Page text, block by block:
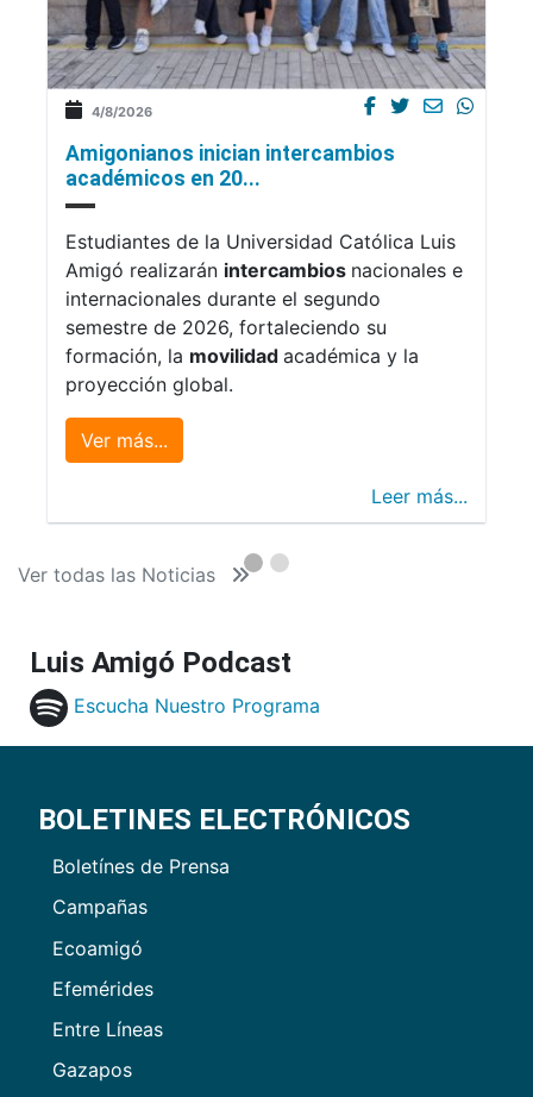
4/8/2026
Amigonianos inician intercambios
académicos en 20...
Estudiantes de la Universidad Católica Luis
Amigó realizarán intercambios nacionales e
internacionales durante el segundo
semestre de 2026, fortaleciendo su
formación, la movilidad académica y la
proyección global.
Ver más...
Leer más...
Ver todas las Noticias
Luis Amigó Podcast
Escucha Nuestro Programa
BOLETINES ELECTRÓNICOS
Boletínes de Prensa
Campañas
Ecoamigó
Efemérides
Entre Líneas
Gazapos